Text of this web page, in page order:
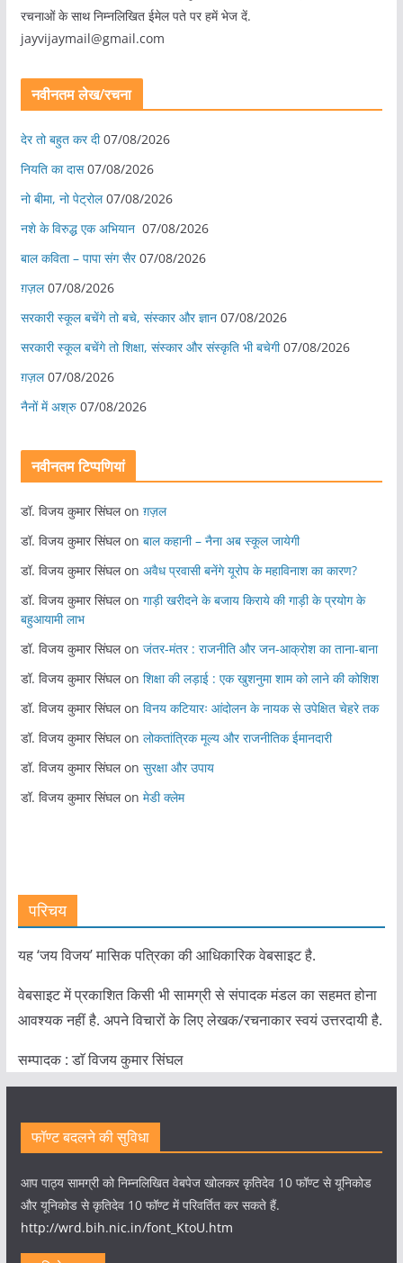
रचनाओं के साथ निम्नलिखित ईमेल पते पर हमें भेज दें.
jayvijaymail@gmail.com
नवीनतम लेख/रचना
देर तो बहुत कर दी 07/08/2026
नियति का दास 07/08/2026
नो बीमा, नो पेट्रोल 07/08/2026
नशे के विरुद्ध एक अभियान 07/08/2026
बाल कविता – पापा संग सैर 07/08/2026
ग़ज़ल 07/08/2026
सरकारी स्कूल बचेंगे तो बचे, संस्कार और ज्ञान 07/08/2026
सरकारी स्कूल बचेंगे तो शिक्षा, संस्कार और संस्कृति भी बचेगी 07/08/2026
ग़ज़ल 07/08/2026
नैनों में अश्रु 07/08/2026
नवीनतम टिप्पणियां
डॉ. विजय कुमार सिंघलon ग़ज़ल
डॉ. विजय कुमार सिंघलon बाल कहानी – नैना अब स्कूल जायेगी
डॉ. विजय कुमार सिंघलon अवैध प्रवासी बनेंगे यूरोप के महाविनाश का कारण?
डॉ. विजय कुमार सिंघलon गाड़ी खरीदने के बजाय किराये की गाड़ी के प्रयोग के
बहुआयामी लाभ
डॉ. विजय कुमार सिंघलon जंतर-मंतर : राजनीति और जन-आक्रोश का ताना-बाना
डॉ. विजय कुमार सिंघलon शिक्षा की लड़ाई : एक खुशनुमा शाम को लाने की कोशिश
डॉ. विजय कुमार सिंघलon विनय कटियारः आंदोलन के नायक से उपेक्षित चेहरे तक
डॉ. विजय कुमार सिंघलon लोकतांत्रिक मूल्य और राजनीतिक ईमानदारी
डॉ. विजय कुमार सिंघलon सुरक्षा और उपाय
डॉ. विजय कुमार सिंघलon मेडी क्लेम
परिचय
यह ‘जय विजय’ मासिक पत्रिका की आधिकारिक वेबसाइट है.
वेबसाइट में प्रकाशित किसी भी सामग्री से संपादक मंडल का सहमत होना
आवश्यक नहीं है. अपने विचारों के लिए लेखक/रचनाकार स्वयं उत्तरदायी है.
सम्पादक : डाॅ विजय कुमार सिंघल
फॉण्ट बदलने की सुविधा
आप पाठ्य सामग्री को निम्नलिखित वेबपेज खोलकर कृतिदेव 10 फॉण्ट से यूनिकोड
और यूनिकोड से कृतिदेव 10 फॉण्ट में परिवर्तित कर सकते हैं.
http://wrd.bih.nic.in/font_KtoU.htm